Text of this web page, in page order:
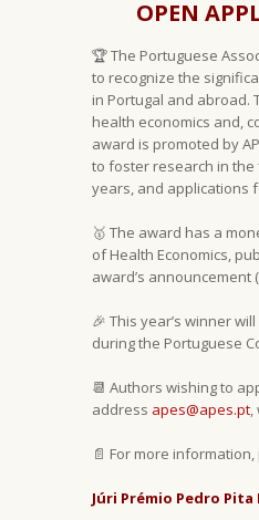
OPEN
🏆 The Portuguese
to recognize the
in Portugal and abroad.
health economics and,
award is promoted by
to foster research in the
years, and applications
🥇 The award has a
of Health Economics,
award’s announcement
🎉 This year’s winner
during the Portuguese
📆 Authors wishing to
address apes@apes.pt,
📄 For more
Júri Prémio Pedro